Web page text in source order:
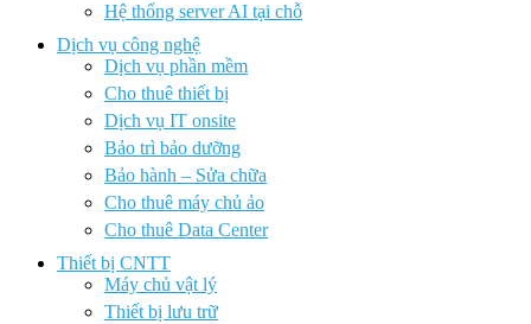
Hệ thống server AI tại chỗ
Dịch vụ công nghệ
Dịch vụ phần mềm
Cho thuê thiết bị
Dịch vụ IT onsite
Bảo trì bảo dưỡng
Bảo hành – Sửa chữa
Cho thuê máy chủ ảo
Cho thuê Data Center
Thiết bị CNTT
Máy chủ vật lý
Thiết bị lưu trữ